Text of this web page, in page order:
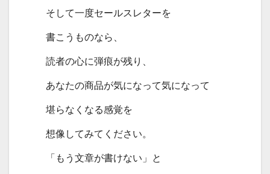
そして一度セールスレターを
書こうものなら、
読者の心に弾痕が残り、
あなたの商品が気になって気になって
堪らなくなる感覚を
想像してみてください。
「もう文章が書けない」と